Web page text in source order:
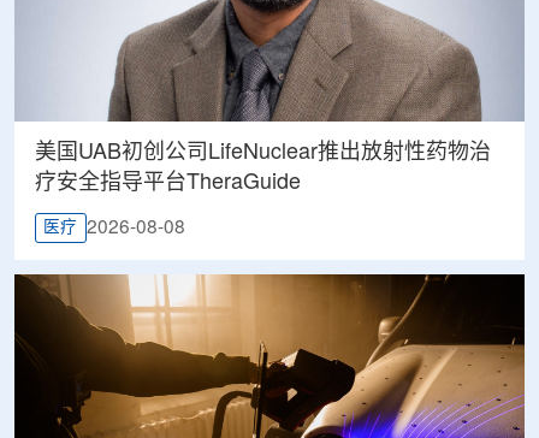
美国UAB初创公司LifeNuclear推出放射性药物治
疗安全指导平台TheraGuide
医疗 2026-08-08